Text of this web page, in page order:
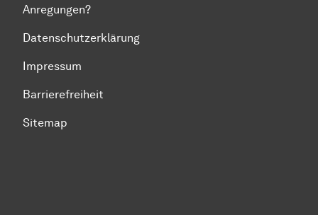
Anregungen?
Datenschutzerklärung
Impressum
Barrierefreiheit
Sitemap